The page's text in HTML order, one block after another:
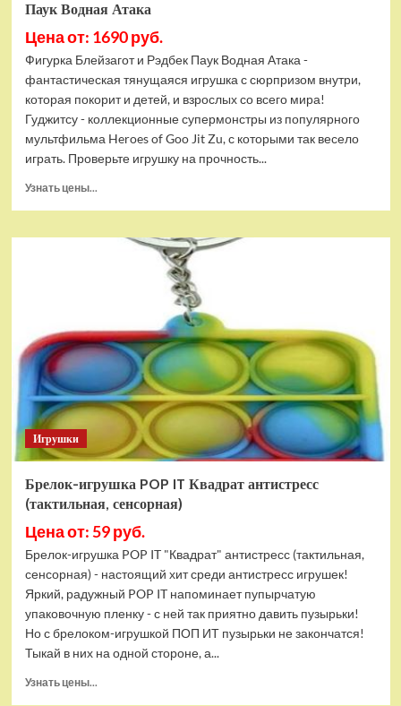
Паук Водная Атака
Цена от: 1690 руб.
Фигурка Блейзагот и Рэдбек Паук Водная Атака -
фантастическая тянущаяся игрушка с сюрпризом внутри,
которая покорит и детей, и взрослых со всего мира!
Гуджитсу - коллекционные супермонстры из популярного
мультфильма Heroes of Goo Jit Zu, с которыми так весело
играть. Проверьте игрушку на прочность...
Узнать цены...
Тянущаяся
Паук
Водная
Игрушки
Брелок-игрушка POP IT Квадрат антистресс
(тактильная, сенсорная)
Цена от: 59 руб.
Брелок-игрушка POP IT "Квадрат" антистресс (тактильная,
сенсорная) - настоящий хит среди антистресс игрушек!
Яркий, радужный POP IT напоминает пупырчатую
упаковочную пленку - с ней так приятно давить пузырьки!
Но с брелоком-игрушкой ПОП ИТ пузырьки не закончатся!
Тыкай в них на одной стороне, а...
Узнать цены...